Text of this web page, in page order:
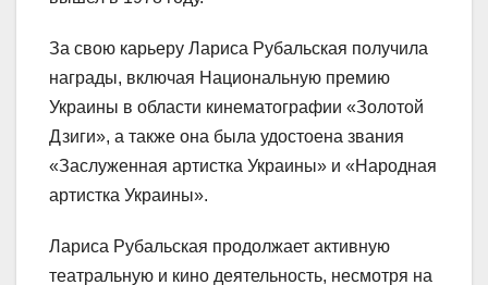
За свою карьеру Лариса Рубальская получила
награды, включая Национальную премию
Украины в области кинематографии «Золотой
Дзиги», а также она была удостоена звания
«Заслуженная артистка Украины» и «Народная
артистка Украины».
Лариса Рубальская продолжает активную
театральную и кино деятельность, несмотря на